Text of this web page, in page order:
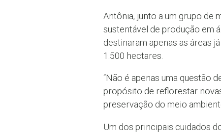
Antônia, junto a um grupo de
sustentável de produção em
destinaram apenas as áreas
1.500 hectares.
“Não é apenas uma questão
propósito de reflorestar
preservação do meio
Um dos principais cuidados